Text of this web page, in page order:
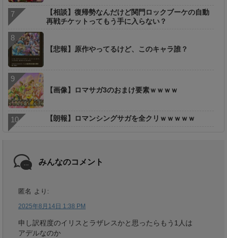
【相談】復帰勢なんだけど関門ロックブーケの自動
再戦チケットってもう手に入らない？
【悲報】原作やってるけど、このキャラ誰？
【画像】ロマサガ3のおまけ要素ｗｗｗｗ
【朗報】ロマンシングサガを全クリｗｗｗｗｗ
みんなのコメント
匿名 より:
2025年8月14日 1:38 PM
申し訳程度のイリスとラザレスかと思ったらもう1人は
アデルなのか